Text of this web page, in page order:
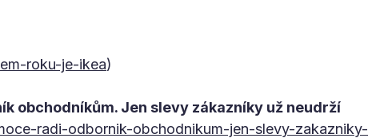
roku-je-ikea)
obchodníkům. Jen slevy zákazníky už neudrží
radi-odbornik-obchodnikum-jen-slevy-zakazniky-